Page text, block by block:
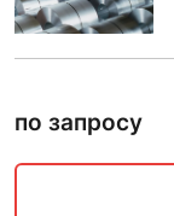
по запросу